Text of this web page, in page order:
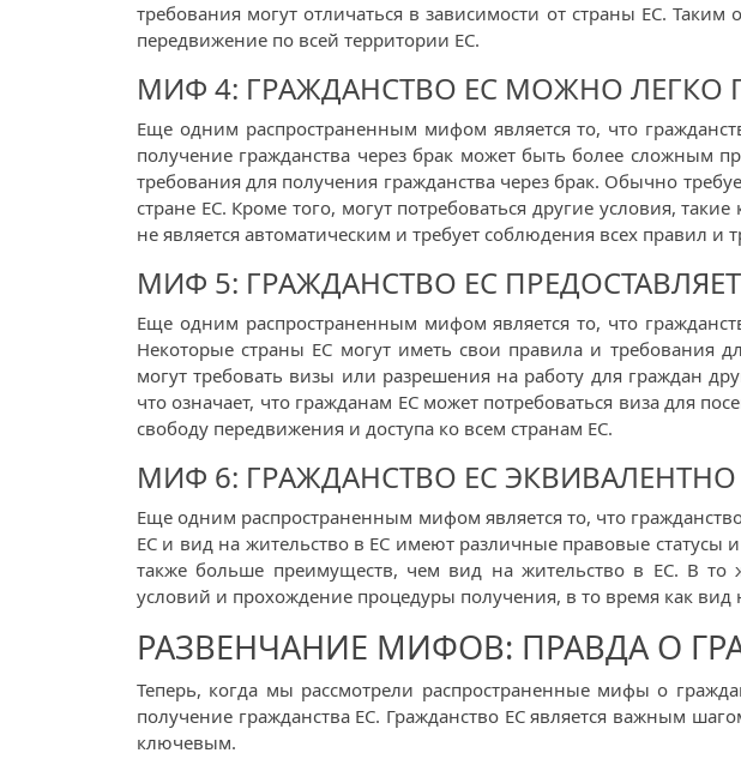
требования могут отличаться в зависимости от страны ЕС.
передвижение по всей территории ЕС.
МИФ 4: ГРАЖДАНСТВО ЕС МОЖНО ЛЕГКО
Еще одним распространенным мифом является то, что
получение гражданства через брак может быть более сложным
требования для получения гражданства через брак. Обычно
стране ЕС. Кроме того, могут потребоваться другие условия,
не является автоматическим и требует соблюдения всех правил и
МИФ 5: ГРАЖДАНСТВО ЕС
Еще одним распространенным мифом является то, что
Некоторые страны ЕС могут иметь свои правила и требования
могут требовать визы или разрешения на работу для граждан
что означает, что гражданам ЕС может потребоваться виза для
свободу передвижения и доступа ко всем странам ЕС.
МИФ 6: ГРАЖДАНСТВО ЕС
Еще одним распространенным мифом является то, что
ЕС и вид на жительство в ЕС имеют различные правовые статусы
также больше преимуществ, чем вид на жительство в ЕС. В то
условий и прохождение процедуры получения, в то время как
РАЗВЕНЧАНИЕ МИФОВ: ПРАВДА О
Теперь, когда мы рассмотрели распространенные мифы о
получение гражданства ЕС. Гражданство ЕС является важным
ключевым.